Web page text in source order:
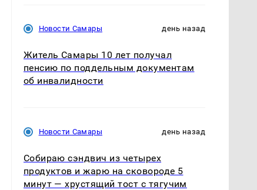
Новости Самары день назад
Житель Самары 10 лет получал
пенсию по поддельным документам
об инвалидности
Новости Самары день назад
Собираю сэндвич из четырех
продуктов и жарю на сковороде 5
минут — хрустящий тост с тягучим